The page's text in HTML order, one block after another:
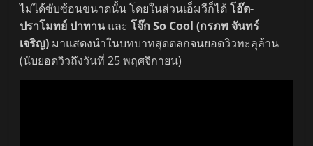
ไม่ได้ซับซ้อนขนาดนั้น โดยในส่วนเอ็มวีก็ได้โอ๊ต-
ปราโมทย์ ปาทานและโจ๊ก So Cool (กรภพ จันทร์
เจริญ) มาแสดงนำในบทบาทสุดตลกจนยอดวิวทะลุล้าน
(นับยอดวิวถึงวันที่ 25 พฤศจิกายน)